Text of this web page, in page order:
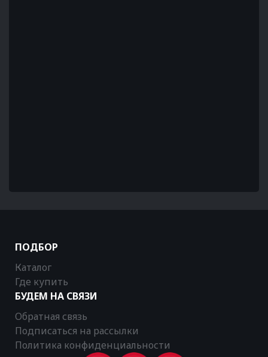
ПОДБОР
Каталог
Где купить
БУДЕМ НА СВЯЗИ
Обратная связь
Подписаться на рассылки
Политика конфиденциальности